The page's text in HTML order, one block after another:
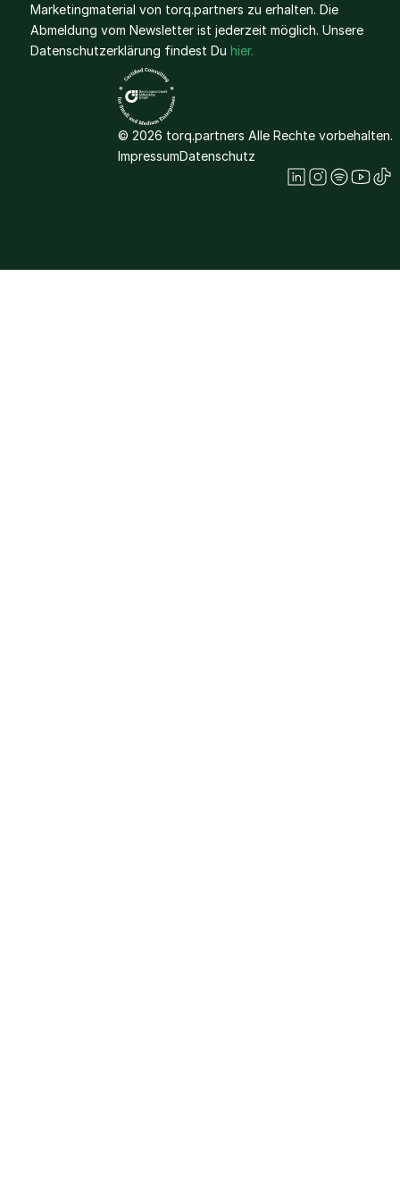
Marketingmaterial von torq.partners zu erhalten. Die
Abmeldung vom Newsletter ist jederzeit möglich. Unsere
Datenschutzerklärung findest Du hier.
© 2026 torq.partners Alle Rechte vorbehalten.
ImpressumDatenschutz